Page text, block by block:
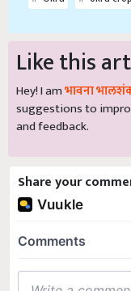
Like this
Hey! I amभावना
suggestions to
and feedback.
Share your